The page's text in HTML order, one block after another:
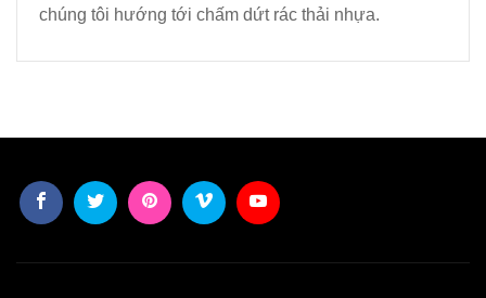
chúng tôi hướng tới chấm dứt rác thải nhựa.